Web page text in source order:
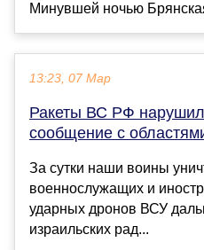
Минувшей ночью
13:23, 07 Мар
Ракеты ВС РФ
сообщение с
За сутки наши воины
военнослужащих и
ударных дронов ВСУ
израильских рад...